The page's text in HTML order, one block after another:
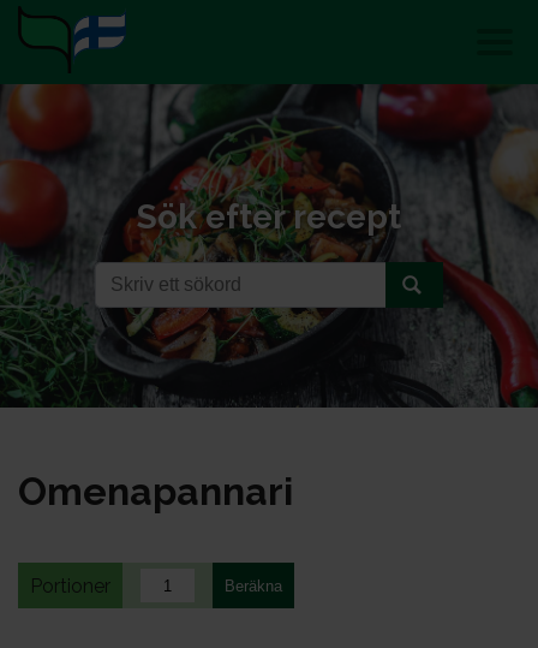
Sök efter recept
Ome­na­pan­na­ri
Portioner